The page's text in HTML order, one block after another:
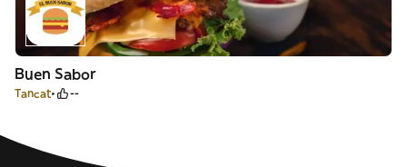
Buen Sabor
Tancat --